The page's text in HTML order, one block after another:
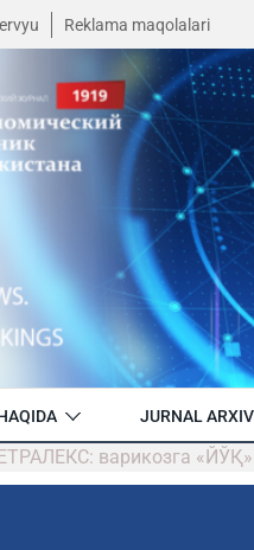
Reklama maqolalari
JURNAL
варикозга